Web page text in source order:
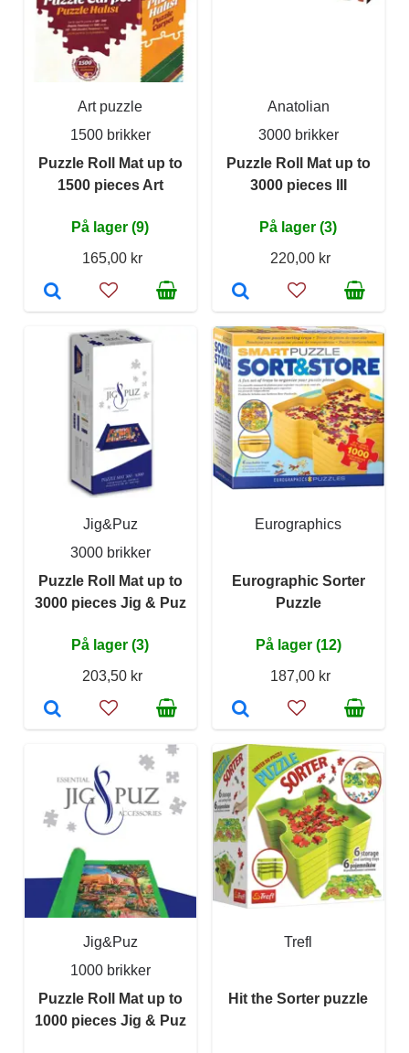
Art puzzle
1500 brikker
Puzzle Roll Mat up to
1500 pieces Art
På lager (9)
165,00 kr
Anatolian
3000 brikker
Puzzle Roll Mat up to
3000 pieces III
På lager (3)
220,00 kr
Jig&Puz
3000 brikker
Puzzle Roll Mat up to
3000 pieces Jig & Puz
På lager (3)
203,50 kr
Eurographics
Eurographic Sorter
Puzzle
På lager (12)
187,00 kr
Jig&Puz
1000 brikker
Puzzle Roll Mat up to
1000 pieces Jig & Puz
Trefl
Hit the Sorter puzzle